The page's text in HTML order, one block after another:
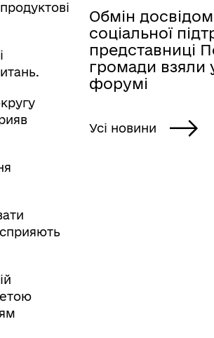
сприяють
Обмін досвідом
соціальної
представниці
громади взяли
форумі
Усі новини